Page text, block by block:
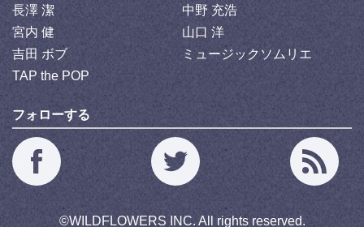
長澤 潔
中野 充浩
宮内 健
山口 洋
吉田 ボブ
ミュージックソムリエ
TAP the POP
フォローする
©WILDFLOWERS INC. All rights reserved.